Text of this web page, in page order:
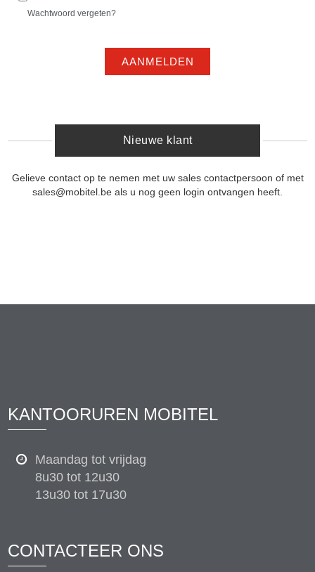
Wachtwoord vergeten?
AANMELDEN
Nieuwe klant
Gelieve contact op te nemen met uw sales contactpersoon of met
sales@mobitel.be als u nog geen login ontvangen heeft.
KANTOORUREN MOBITEL
Maandag tot vrijdag
8u30 tot 12u30
13u30 tot 17u30
CONTACTEER ONS